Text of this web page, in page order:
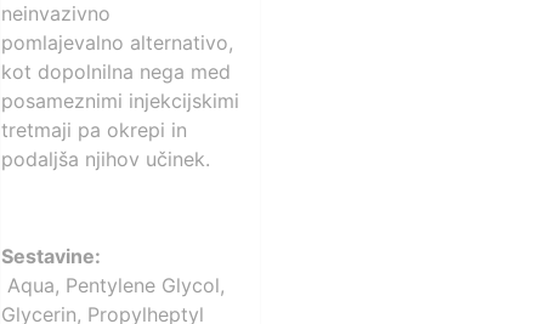
neinvazivno
pomlajevalno alternativo,
kot dopolnilna nega med
posameznimi injekcijskimi
tretmaji pa okrepi in
podaljša njihov učinek.
Sestavine:
Aqua, Pentylene Glycol,
Glycerin, Propylheptyl